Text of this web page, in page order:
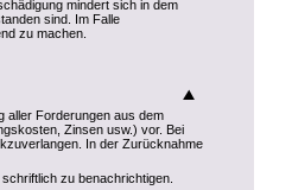
mindert sich in dem
sind. Im Falle
zu machen.
aller Forderungen aus dem
Zinsen usw.) vor. Bei
In der Zurücknahme
zu benachrichtigen.